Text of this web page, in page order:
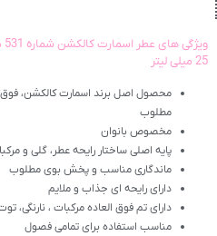
25 میلی لیتر
محصول اصل برند اسمارت کالکشن،
مطلوب
مخصوص بانوان
پایه اصلی ساختار رایحه عطر، گلی و
ماندگاری مناسب و پخش بوی مطلوب
دارای رایحه ای جذاب و ملایم
دارای تم فوق العاده مرکبات ، نارنگی،
مناسب استفاده برای تمامی فصول